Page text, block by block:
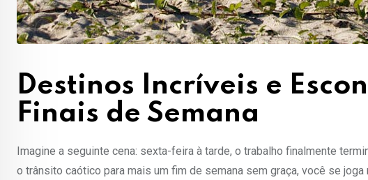
Destinos Incríveis e
Finais de Semana
Imagine a seguinte cena: sexta-feira à tarde, o trabalho finalmente
o trânsito caótico para mais um fim de semana sem graça, você se